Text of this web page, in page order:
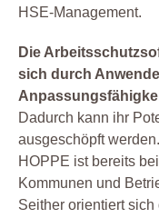
HSE-Management.
Die
sich durch
Dadurch kann ihr
ausgeschöpft
HOPPE ist bereits
Kommunen und
Seither orientiert